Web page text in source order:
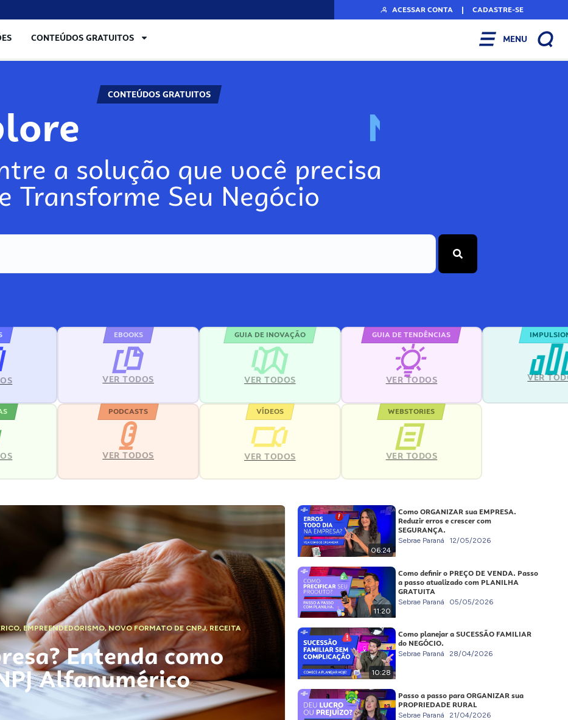
ACESSAR CONTA | CADASTRE-SE
CONTEÚDOS GRATUITOS MENU
CONTEÚDOS GRATUITOS
N
a solução que você precisa
e Transforme Seu Negócio
EBOOKS
VER TODOS
GUIA DE INOVAÇÃO
VER TODOS
GUIA DE TENDÊNCIAS
VER TODOS VER
PODCASTS
VER TODOS
VÍDEOS
VER TODOS
WEBSTORIES
VER TODOS
, EMPREENDEDORISMO,NOVO FORMATO DE CNPJ,RECEITA
Entenda como
Alfanumérico
06:24
Como ORGANIZAR sua EMPRESA.
Reduzir erros e crescer com
SEGURANÇA.
Sebrae Paraná 12/05/2026
11:20
Como definir o PREÇO DE VENDA. Passo
a passo atualizado com PLANILHA
GRATUITA
Sebrae Paraná 05/05/2026
10:28
Como planejar a SUCESSÃO FAMILIAR
do NEGÓCIO.
Sebrae Paraná 28/04/2026
Passo a passo para ORGANIZAR sua
PROPRIEDADE RURAL
Sebrae Paraná 21/04/2026